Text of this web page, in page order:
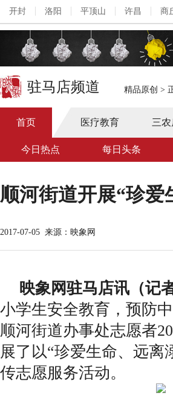
开封 洛阳 平顶山 许昌 商
驻马店频道 精品原创 >
首页 医疗教育 三
今日热点 每日头条
顺河街道开展“珍
2017-07-05 来源：映象网
映象网驻马店讯（记
小学生安全教育，预防
顺河街道办事处志愿者
展了以“珍爱生命、远离
传志愿服务活动。